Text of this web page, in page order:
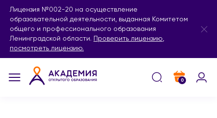
Лицензия №002-20 на осуществление
образовательной деятельности, выданная Комитетом
общего и профессионального образования
Ленинградской области.
Проверить лицензию,
посмотреть лицензию.
0